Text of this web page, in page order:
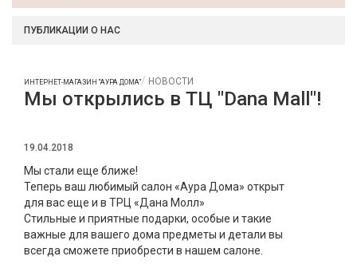
Ароматы
для
Бар
хрусталь
Посуда
Сервировка
Столовые
приборы
Текстиль
ПУБЛИКАЦИИ О НАС
ИНТЕРНЕТ-МАГАЗИН "АУРА ДОМА" НОВОСТИ
Мы открылись в ТЦ "Dana Mall"!
19.04.2018
Мы стали еще ближе!
Теперь ваш любимый салон «Аура Дома» открыт
для вас еще и в ТРЦ «Дана Молл»
Стильные и приятные подарки, особые и такие
важные для вашего дома предметы и детали вы
всегда сможете приобрести в нашем салоне.